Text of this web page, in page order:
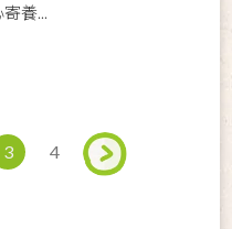
養...
3 4